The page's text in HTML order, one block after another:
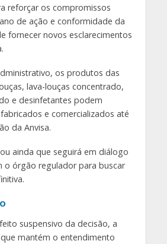
reforçar os compromissos
de ação e conformidade da
fornecer novos esclarecimentos
os produtos das
lava-louças concentrado,
e desinfetantes podem
e comercializados até
da Anvisa.
ainda que seguirá em diálogo
o órgão regulador para buscar
suspensivo da decisão, a
mantém o entendimento